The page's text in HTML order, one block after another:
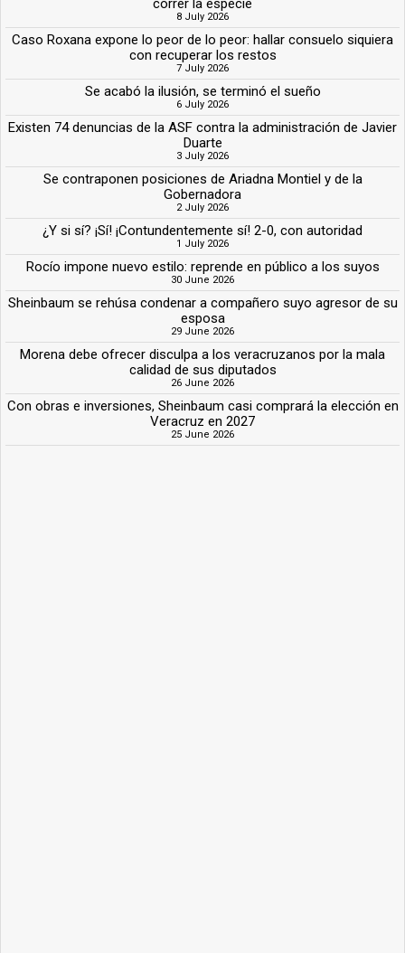
correr la especie
8 July 2026
Caso Roxana expone lo peor de lo peor: hallar consuelo siquiera
con recuperar los restos
7 July 2026
Se acabó la ilusión, se terminó el sueño
6 July 2026
Existen 74 denuncias de la ASF contra la administración de Javier
Duarte
3 July 2026
Se contraponen posiciones de Ariadna Montiel y de la
Gobernadora
2 July 2026
¿Y si sí? ¡Sí! ¡Contundentemente sí! 2-0, con autoridad
1 July 2026
Rocío impone nuevo estilo: reprende en público a los suyos
30 June 2026
Sheinbaum se rehúsa condenar a compañero suyo agresor de su
esposa
29 June 2026
Morena debe ofrecer disculpa a los veracruzanos por la mala
calidad de sus diputados
26 June 2026
Con obras e inversiones, Sheinbaum casi comprará la elección en
Veracruz en 2027
25 June 2026